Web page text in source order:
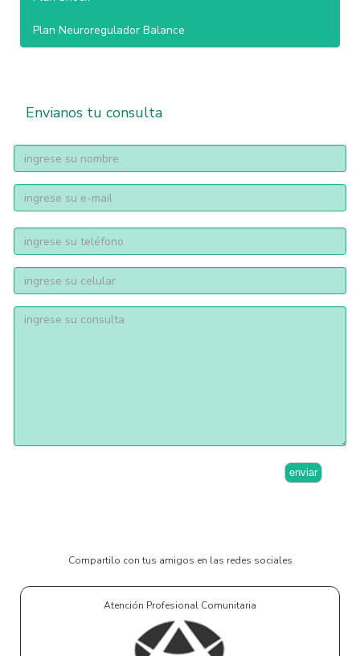
Plan Neuroregulador Balance
Envianos tu consulta
nombre
Email
address
telfono
telÃ©fono
consulta
enviar
Compartilo con tus amigos en las redes sociales
Atención Profesional Comunitaria